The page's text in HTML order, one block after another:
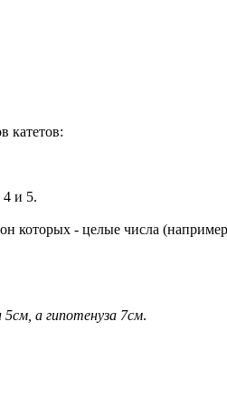
катетов:
4 и 5.
которых - целые числа
а гипотенуза 7см.